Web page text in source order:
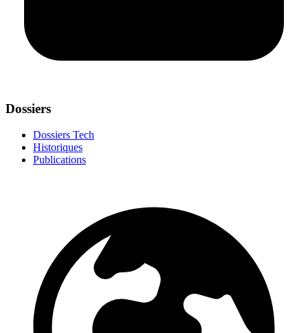
Dossiers
Dossiers Tech
Historiques
Publications